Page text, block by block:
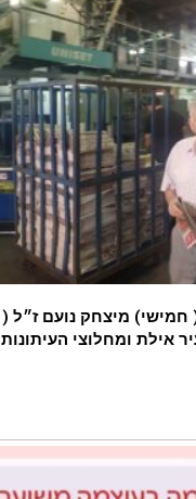
אילת ומחלוצי העיתונות